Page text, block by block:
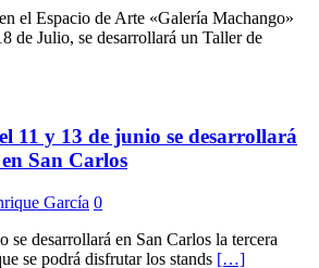
el Espacio de Arte «Galería Machango»
de Julio, se desarrollará un Taller de
11 y 13 de junio se desarrollará
San Carlos
García 0
se desarrollará en San Carlos la tercera
se podrá disfrutar los stands […]